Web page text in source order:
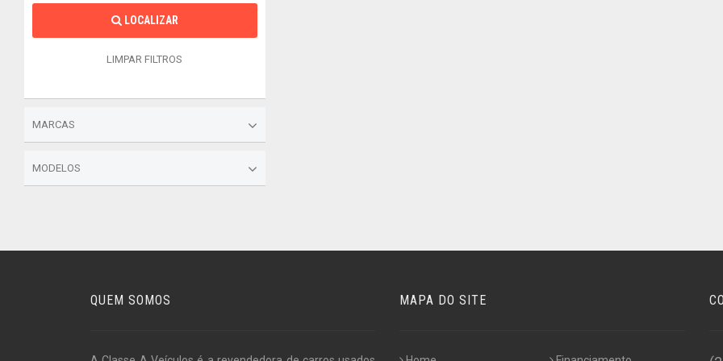
LOCALIZAR
LIMPAR FILTROS
MARCAS
MODELOS
QUEM SOMOS MAPA DO SITE